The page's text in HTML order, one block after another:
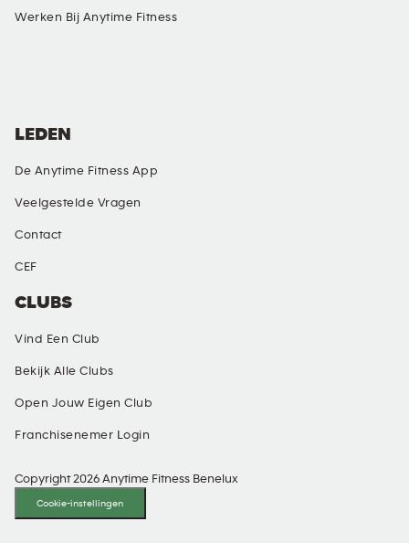
Werken Bij Anytime Fitness
CLUBS
Vind Een Club
Bekijk Alle Clubs
Open Jouw Eigen Club
Franchisenemer Login
LEDEN
De Anytime Fitness App
Veelgestelde Vragen
Contact
CEF
Copyright 2026 Anytime Fitness Benelux
Cookie-instellingen